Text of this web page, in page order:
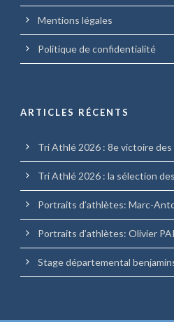
Mentions légales
Politique de confidentialité
ARTICLES RÉCENTS
Tri Athlé 2026 : 8e victoire
Tri Athlé 2026 : la sélection
Portraits d’athlètes: Marc-
Portraits d’athlètes: Olivier
Stage départemental